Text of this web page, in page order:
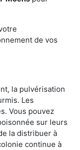
de vos
la pulvérisation
Les
Vous pouvez
sur leurs
la distribuer à
continue à